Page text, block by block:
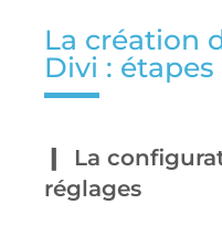
La création
Divi : étapes
La
réglages